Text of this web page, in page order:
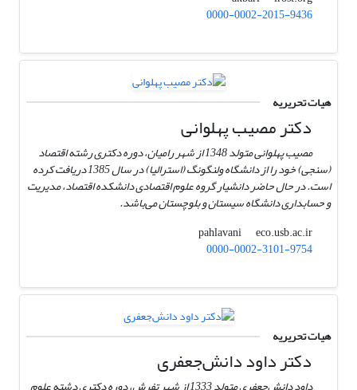
0000-0002-2015-9436
هیات تحریریه
دکتر مصیب پهلوانی
مصیب پهلوانی متولد 1348 از شهر رامیان، دوره دکتری رشته اقتصاد
(سنجی) خود را از دانشگاه ولنگونگ (استرالیا) در سال 1385 دریافت کرده
است. در حال حاضر دانشیار گروه علوم اقتصادی دانشکده اقتصاد، مدیریت
و حسابداری دانشگاه سیستان و بلوچستان می‌باشد.
pahlavani
eco.usb.ac.ir
0000-0002-3101-9754
هیات تحریریه
دکتر داود دانش‌جعفری